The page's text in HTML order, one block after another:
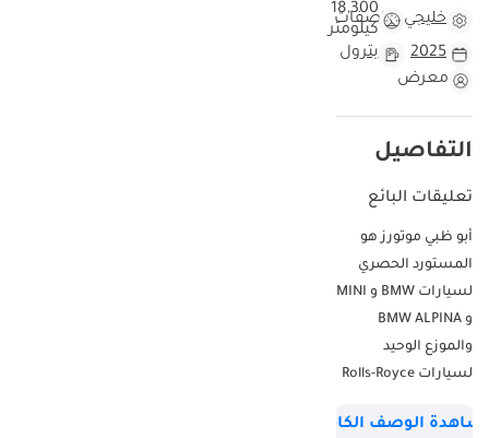
خليجي مواصفات
18,300
كيلومتر
2025
بترول
معرض
التفاصيل
تعليقات البائع
أبو ظبي موتورز هو
المستورد الحصري
لسيارات BMW و MINI
و BMW ALPINA
والموزع الوحيد
لسيارات Rolls-Royce
ظبي والعين. BMW
الوصف الكامل